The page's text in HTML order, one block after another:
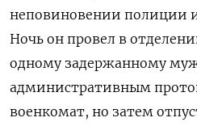
неповиновении полиции
Ночь он провел в
одному задержанному
административным
военкомат, но затем